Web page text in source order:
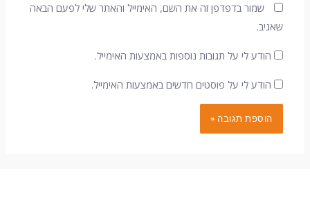
שמור בדפדפן זה את השם, האימייל והאתר שלי לפעם הבאה
שאגיב.
הודע לי על תגובות נוספות באמצעות האימייל.
הודע לי על פוסטים חדשים באמצעות האימייל.